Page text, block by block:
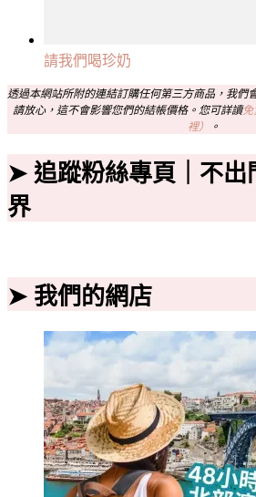
請我們喝珍奶
透過本網站所附的連結訂購任何第三方商品，我們
請放心，這不會影響您們的結帳價格。您可詳讀免
裡）
。
➤ 追蹤粉絲專頁｜不出
界
➤ 我們的網店